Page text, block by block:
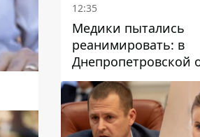
12:35
Медики пытались
реанимировать: в
Днепропетровской
двухлетний
в бассейне